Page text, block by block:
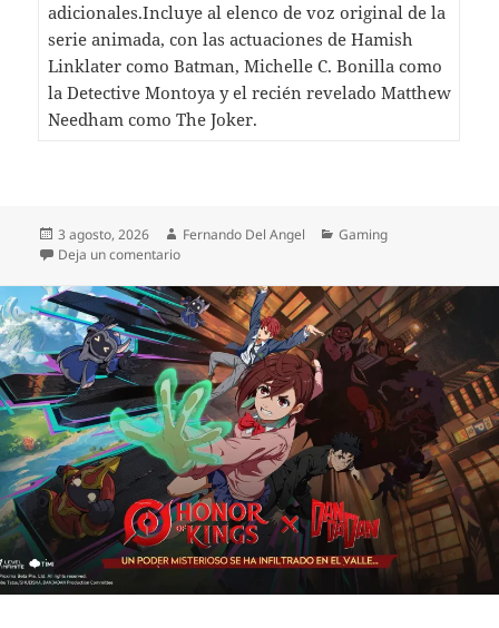
adicionales.Incluye al elenco de voz original de la
serie animada, con las actuaciones de Hamish
Linklater como Batman, Michelle C. Bonilla como
la Detective Montoya y el recién revelado Matthew
Needham como The Joker.
Publicado
el
3 agosto, 2026 Autor
Fernando Del Angel Categorías
Gaming
Deja un comentarioen Batman: Caped Crusader – Chronicles ya